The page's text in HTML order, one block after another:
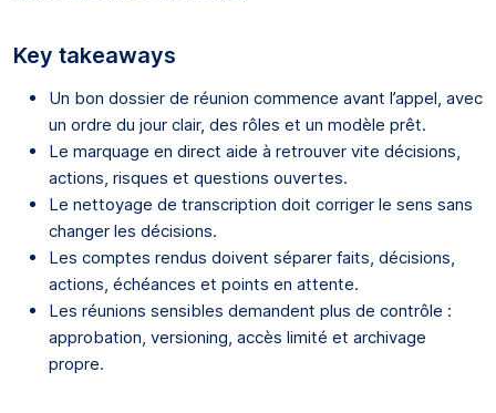
Key takeaways
Un bon dossier de réunion commence avant l’appel, avec
un ordre du jour clair, des rôles et un modèle prêt.
Le marquage en direct aide à retrouver vite décisions,
actions, risques et questions ouvertes.
Le nettoyage de transcription doit corriger le sens sans
changer les décisions.
Les comptes rendus doivent séparer faits, décisions,
actions, échéances et points en attente.
Les réunions sensibles demandent plus de contrôle :
approbation, versioning, accès limité et archivage
propre.